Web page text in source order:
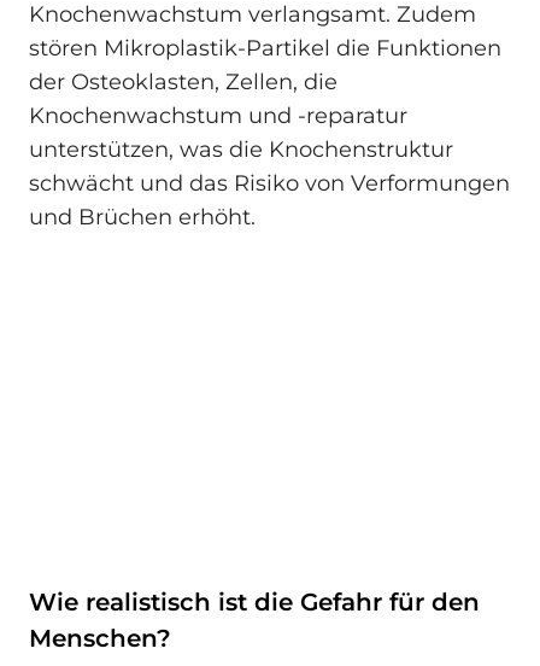
Knochenwachstum verlangsamt. Zudem
stören Mikroplastik-Partikel die Funktionen
der Osteoklasten, Zellen, die
Knochenwachstum und -reparatur
unterstützen, was die Knochenstruktur
schwächt und das Risiko von Verformungen
und Brüchen erhöht.
Wie realistisch ist die Gefahr für den
Menschen?